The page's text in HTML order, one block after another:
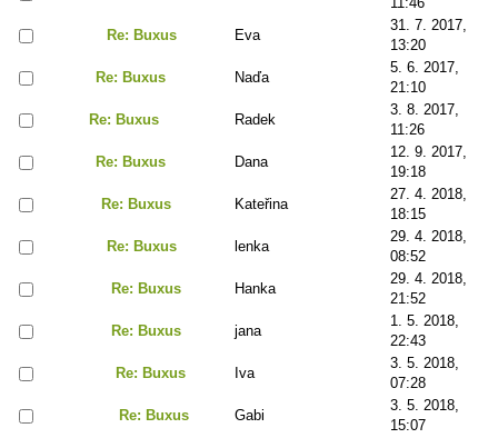
Re: Buxus
Eva
31. 7. 2017,
13:20
Re: Buxus
Naďa
5. 6. 2017,
21:10
Re: Buxus
Radek
3. 8. 2017,
11:26
Re: Buxus
Dana
12. 9. 2017,
19:18
Re: Buxus
Kateřina
27. 4. 2018,
18:15
Re: Buxus
lenka
29. 4. 2018,
08:52
Re: Buxus
Hanka
29. 4. 2018,
21:52
Re: Buxus
jana
1. 5. 2018,
22:43
Re: Buxus
Iva
3. 5. 2018,
07:28
Re: Buxus
Gabi
3. 5. 2018,
15:07